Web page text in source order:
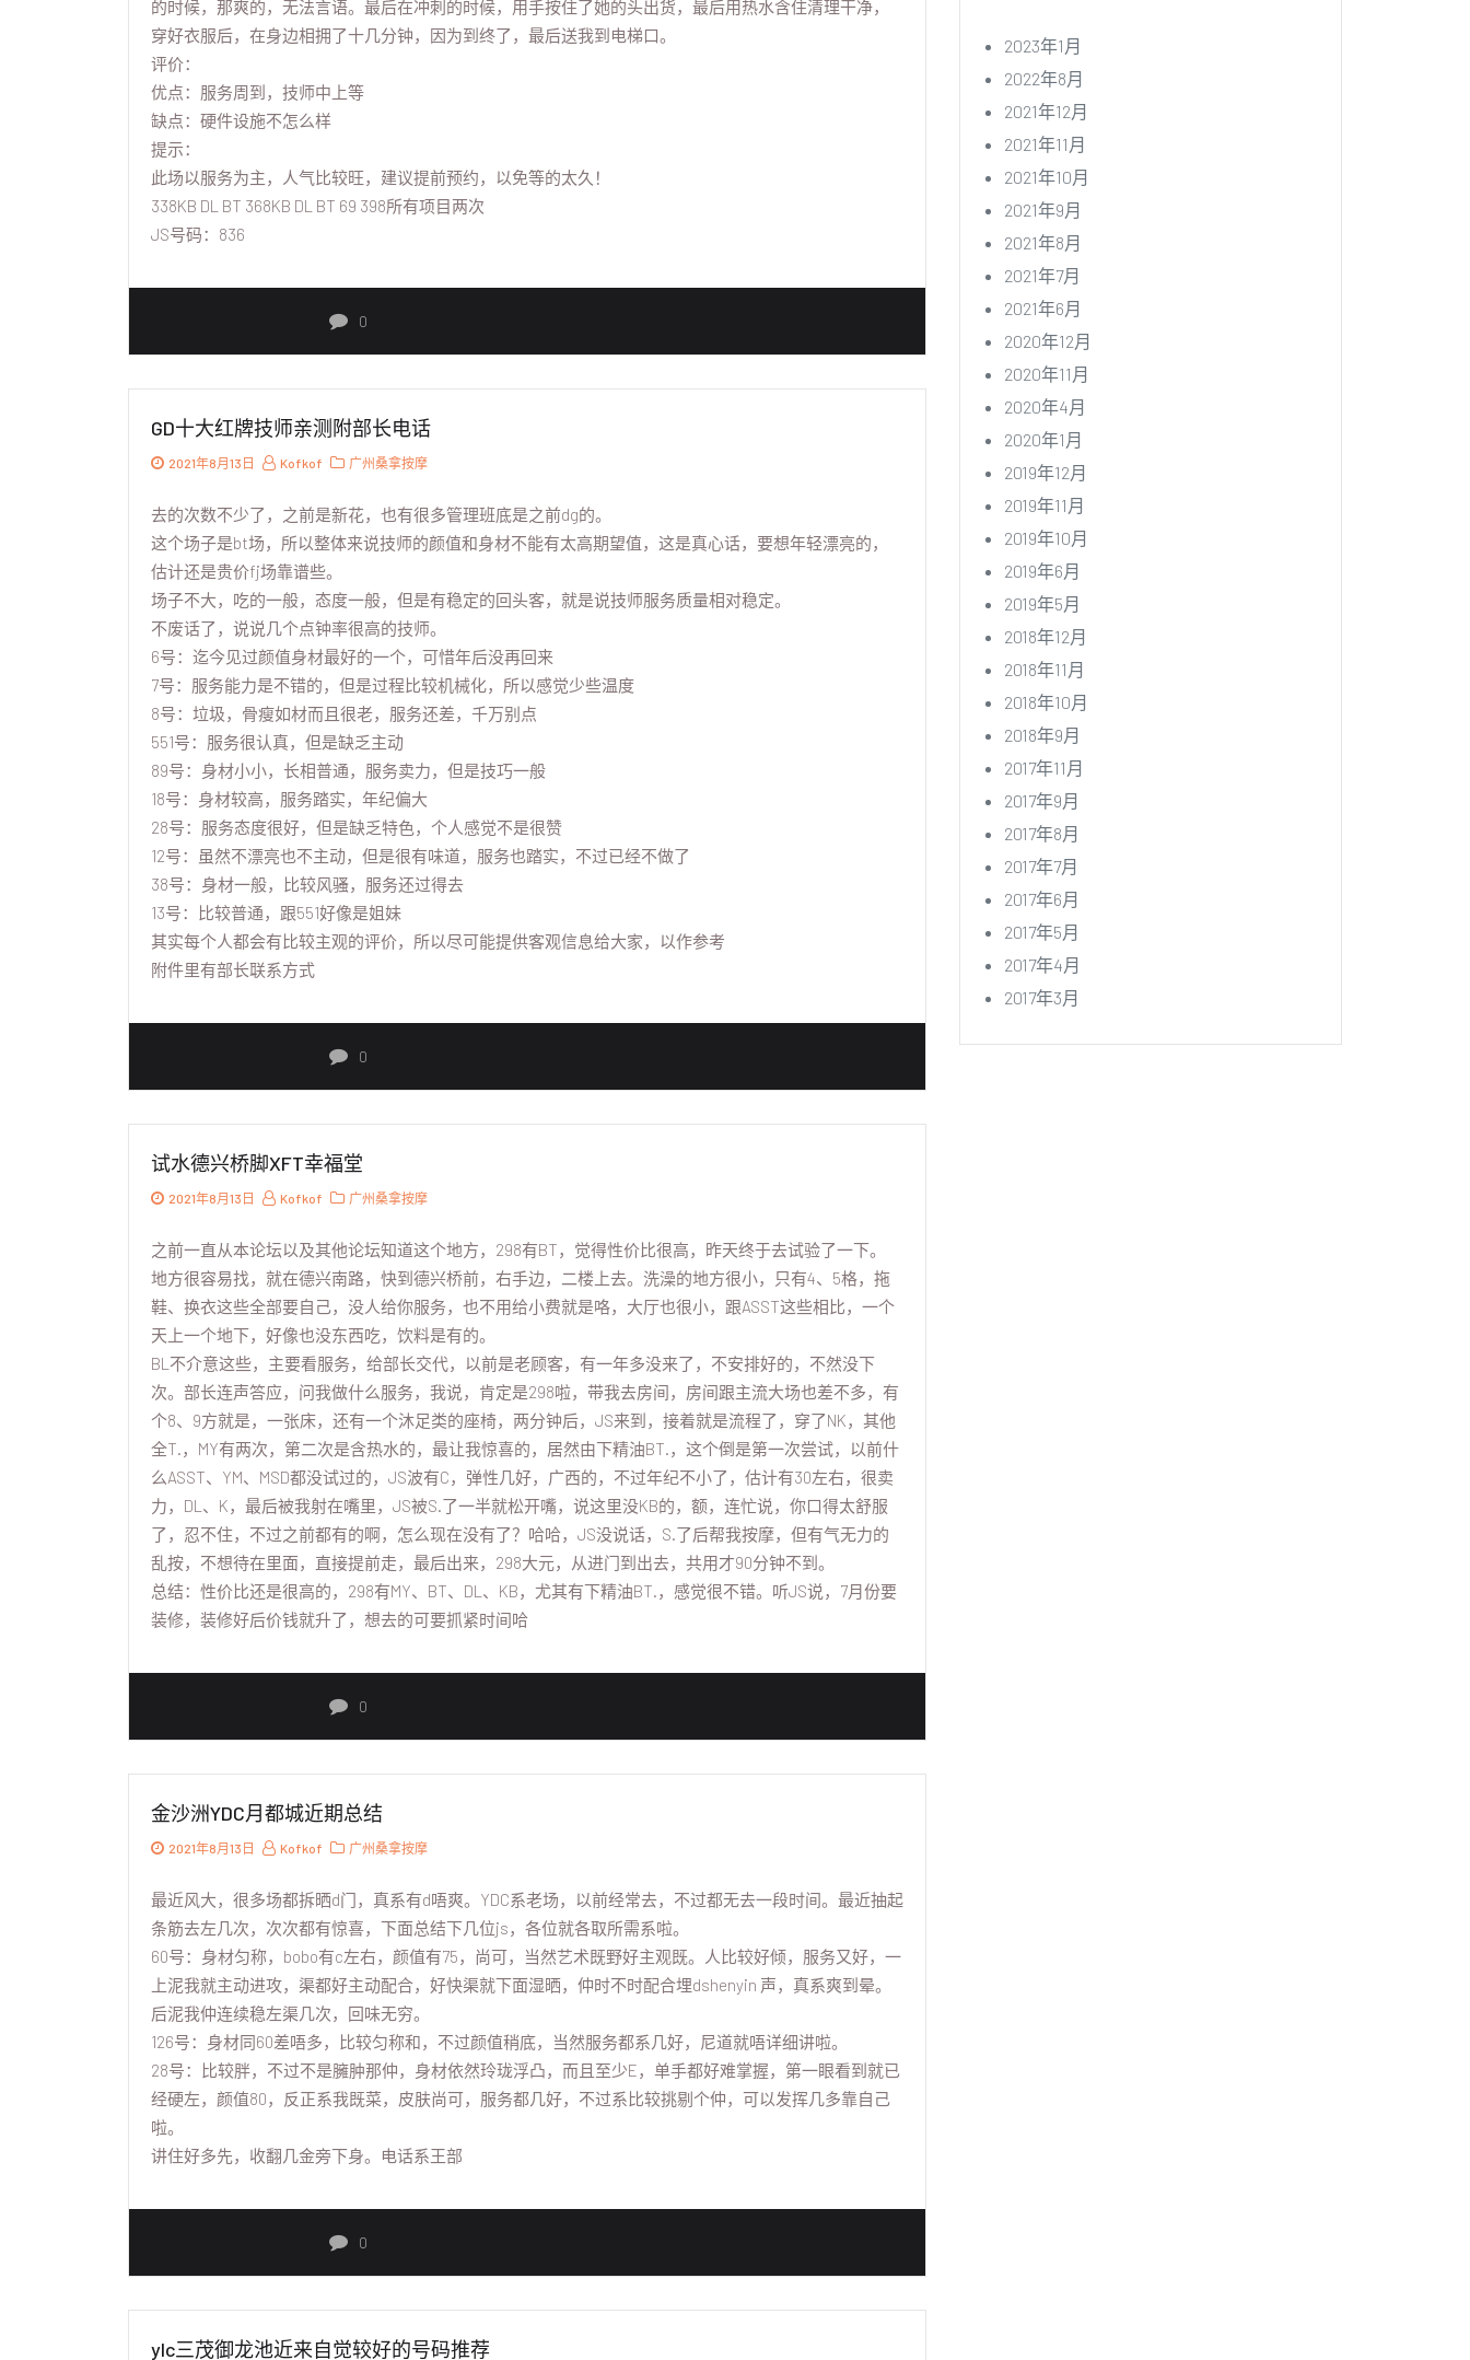
0
的时候，那爽的，无法言语。最后在冲刺的时候，用手按住了她的头出货，最后用热水含住清理干净，
穿好衣服后，在身边相拥了十几分钟，因为到终了，最后送我到电梯口。
评价：
优点：服务周到，技师中上等
缺点：硬件设施不怎么样
提示：
此场以服务为主，人气比较旺，建议提前预约，以免等的太久！
338KB DL BT 368KB DL BT 69 398所有项目两次
JS号码：836
0
GD十大红牌技师亲测附部长电话
2021年8月13日 Kofkof 广州桑拿按摩
去的次数不少了，之前是新花，也有很多管理班底是之前dg的。
这个场子是bt场，所以整体来说技师的颜值和身材不能有太高期望值，这是真心话，要想年轻漂亮的，
估计还是贵价fj场靠谱些。
场子不大，吃的一般，态度一般，但是有稳定的回头客，就是说技师服务质量相对稳定。
不废话了，说说几个点钟率很高的技师。
6号：迄今见过颜值身材最好的一个，可惜年后没再回来
7号：服务能力是不错的，但是过程比较机械化，所以感觉少些温度
8号：垃圾，骨瘦如材而且很老，服务还差，千万别点
551号：服务很认真，但是缺乏主动
89号：身材小小，长相普通，服务卖力，但是技巧一般
18号：身材较高，服务踏实，年纪偏大
28号：服务态度很好，但是缺乏特色，个人感觉不是很赞
12号：虽然不漂亮也不主动，但是很有味道，服务也踏实，不过已经不做了
38号：身材一般，比较风骚，服务还过得去
13号：比较普通，跟551好像是姐妹
其实每个人都会有比较主观的评价，所以尽可能提供客观信息给大家，以作参考
附件里有部长联系方式
0
试水德兴桥脚XFT幸福堂
2021年8月13日 Kofkof 广州桑拿按摩
之前一直从本论坛以及其他论坛知道这个地方，298有BT，觉得性价比很高，昨天终于去试验了一下。
地方很容易找，就在德兴南路，快到德兴桥前，右手边，二楼上去。洗澡的地方很小，只有4、5格，拖
鞋、换衣这些全部要自己，没人给你服务，也不用给小费就是咯，大厅也很小，跟ASST这些相比，一个
天上一个地下，好像也没东西吃，饮料是有的。
BL不介意这些，主要看服务，给部长交代，以前是老顾客，有一年多没来了，不安排好的，不然没下
次。部长连声答应，问我做什么服务，我说，肯定是298啦，带我去房间，房间跟主流大场也差不多，有
个8、9方就是，一张床，还有一个沐足类的座椅，两分钟后，JS来到，接着就是流程了，穿了NK，其他
全T.，MY有两次，第二次是含热水的，最让我惊喜的，居然由下精油BT.，这个倒是第一次尝试，以前什
么ASST、YM、MSD都没试过的，JS波有C，弹性几好，广西的，不过年纪不小了，估计有30左右，很卖
力，DL、K，最后被我射在嘴里，JS被S.了一半就松开嘴，说这里没KB的，额，连忙说，你口得太舒服
了，忍不住，不过之前都有的啊，怎么现在没有了？哈哈，JS没说话，S.了后帮我按摩，但有气无力的
乱按，不想待在里面，直接提前走，最后出来，298大元，从进门到出去，共用才90分钟不到。
总结：性价比还是很高的，298有MY、BT、DL、KB，尤其有下精油BT.，感觉很不错。听JS说，7月份要
装修，装修好后价钱就升了，想去的可要抓紧时间哈
0
金沙洲YDC月都城近期总结
2021年8月13日 Kofkof 广州桑拿按摩
最近风大，很多场都拆晒d门，真系有d唔爽。YDC系老场，以前经常去，不过都无去一段时间。最近抽起
条筋去左几次，次次都有惊喜，下面总结下几位js，各位就各取所需系啦。
60号：身材匀称，bobo有c左右，颜值有75，尚可，当然艺术既野好主观既。人比较好倾，服务又好，一
上泥我就主动进攻，渠都好主动配合，好快渠就下面湿晒，仲时不时配合埋dshenyin 声，真系爽到晕。
后泥我仲连续稳左渠几次，回味无穷。
126号：身材同60差唔多，比较匀称和，不过颜值稍底，当然服务都系几好，尼道就唔详细讲啦。
28号：比较胖，不过不是臃肿那仲，身材依然玲珑浮凸，而且至少E，单手都好难掌握，第一眼看到就已
经硬左，颜值80，反正系我既菜，皮肤尚可，服务都几好，不过系比较挑剔个仲，可以发挥几多靠自己
啦。
讲住好多先，收翻几金旁下身。电话系王部
ylc三茂御龙池近来自觉较好的号码推荐
2023年1月
2022年8月
2021年12月
2021年11月
2021年10月
2021年9月
2021年8月
2021年7月
2021年6月
2020年12月
2020年11月
2020年4月
2020年1月
2019年12月
2019年11月
2019年10月
2019年6月
2019年5月
2018年12月
2018年11月
2018年10月
2018年9月
2017年11月
2017年9月
2017年8月
2017年7月
2017年6月
2017年5月
2017年4月
2017年3月